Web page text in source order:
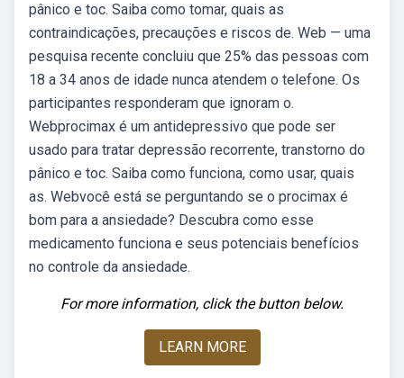
pânico e toc. Saiba como tomar, quais as
contraindicações, precauções e riscos de. Web — uma
pesquisa recente concluiu que 25% das pessoas com
18 a 34 anos de idade nunca atendem o telefone. Os
participantes responderam que ignoram o.
Webprocimax é um antidepressivo que pode ser
usado para tratar depressão recorrente, transtorno do
pânico e toc. Saiba como funciona, como usar, quais
as. Webvocê está se perguntando se o procimax é
bom para a ansiedade? Descubra como esse
medicamento funciona e seus potenciais benefícios
no controle da ansiedade.
For more information, click the button below.
LEARN MORE